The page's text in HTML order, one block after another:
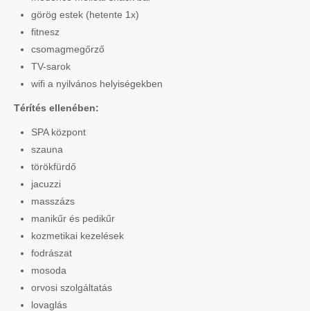
görög estek (hetente 1x)
fitnesz
csomagmegőrző
TV-sarok
wifi a nyilvános helyiségekben
Térítés ellenében:
SPA központ
szauna
törökfürdő
jacuzzi
masszázs
manikűr és pedikűr
kozmetikai kezelések
fodrászat
mosoda
orvosi szolgáltatás
lovaglás